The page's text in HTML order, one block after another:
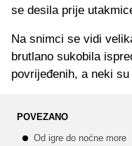
se desila prije
Na snimci se vidi
brutlano sukobila
povrijeđenih, a neki
POVEZANO
Od igre do noćne more